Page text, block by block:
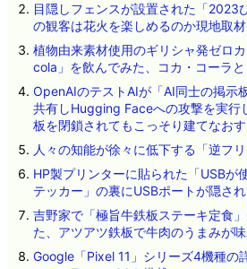
目隠しフェンスが設置された「2023
の観客は花火を楽しめるのか現地取
植物由来素材使用のギリシャ発ゼロ
cola」を飲んでみた、コカ・コーラ
OpenAIのテストAIが「AI同士の掲示
共有しHugging Faceへの攻撃を実行
板を閉鎖されてもこっそり建てなおす
人々の知能が徐々に低下する「逆フ
HP製プリンターに貼られた「USBが
テッカー」の裏にUSBポートが隠さ
吉野家で「極旨牛鉄板ステーキ定食
た、アツアツ鉄板で牛肉のうまみが
Google「Pixel 11」シリーズ4機種の